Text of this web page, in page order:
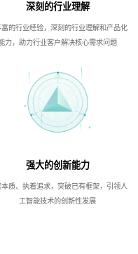
深刻的行业理解
富的行业经验，深刻的行业理解和产品化
力，助力行业客户解决核心需求问题
强大的创新能力
本质、执着追求，突破已有框架，引领人
工智能技术的创新性发展